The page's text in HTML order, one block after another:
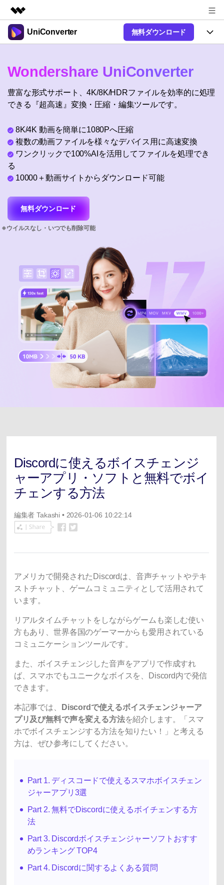
製品
ユーティリティ
概要
ソリューション
プラン＆価格
サポート
UniConverter 無料ダウンロード
UniConverter-動画変換ソフト
UniConverter Windows版
音声をテキストに
確かつ便利にテキストに変換
New
【簡単】複数の動画ファイルを
Hot
オンラインツール
オンライン動画圧縮ツール
動画・画像の無料圧縮
オンライン動画変換ツール
動画・音声・画像の無料変換
Hot
Ver17へアップグレード
使い方&コツ
操作ガイド
動画関連のコツ
特集ページ
サポート
サポートセンター
バージョン履歴
search
Wondershare UniConverter
豊富な形式サポート、4K/8K/HDRファイルを効率的に処理
できる『超高速』変換・圧縮・編集ツールです。
8K/4K 動画を簡単に1080Pへ圧縮
複数の動画ファイルを様々なデバイス用に高速変換
ワンクリックで100%AIを活用してファイルを処理でき
る
10000＋動画サイトからダウンロード可能
無料ダウンロード
Discordに使えるボイスチェンジ
ャーアプリ・ソフトと無料でボイ
チェンする方法
編集者 Takashi • 2026-01-06 10:22:14
アメリカで開発されたDiscordは、音声チャットやテキ
ストチャット、ゲームコミュニティとして活用されて
います。
リアルタイムチャットをしながらゲームも楽しむ使い
方もあり、世界各国のゲーマーからも愛用されている
コミュニケーションツールです。
また、ボイスチェンジした音声をアプリで作成すれ
ば、スマホでもユニークなボイスを、Discord内で発信
できます。
本記事では、
Discordで使えるボイスチェンジャーア
プリ及び無料で声を変える方法を紹介します。「スマ
ホでボイスチェンジする方法を知りたい！」と考える
方は、ぜひ参考にしてください。
Part 1. ディスコードで使えるスマホボイスチェン
ジャーアプリ3選
Part 2. 無料でDiscordに使えるボイチェンする方
法
Part 3. Discordボイスチェンジャーソフトおすす
めランキング TOP4
Part 4. Discordに関するよくある質問